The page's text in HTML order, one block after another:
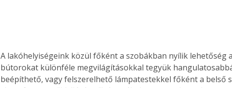
A lakóhelyiségeink közül főként a szobákban nyílik lehetőség
bútorokat különféle megvilágításokkal tegyük
beépíthető, vagy felszerelhető lámpatestekkel főként a belső